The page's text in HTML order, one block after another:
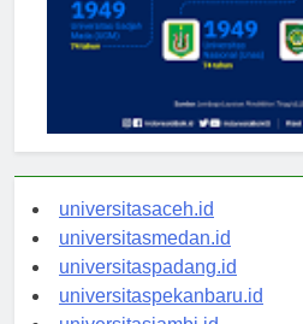
universitasaceh.id
universitasmedan.id
universitaspadang.id
universitaspekanbaru.id